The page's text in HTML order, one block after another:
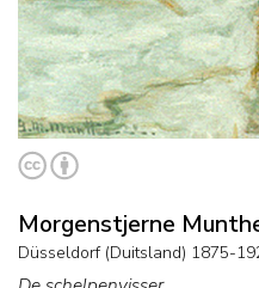
Morgenstjerne
Düsseldorf (Duitsland) 1875-